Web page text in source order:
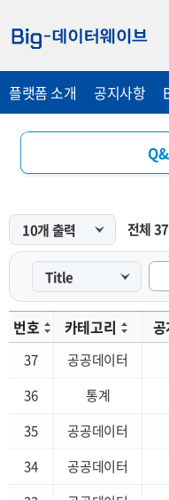
가
기
가
기
가
기
플랫폼 소개 공지사항
전체37
번호 카테고리
37 공공데이터
36
통계
35
공공데이터
34
공공데이터